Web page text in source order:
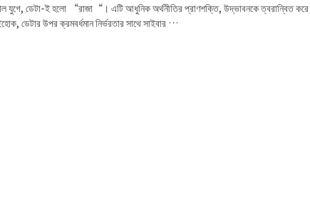
যুগে, ডেটা-ই হলো “রাজা“। এটি আধুনিক অর্থনীতির প্রাণশক্তি, উদ্ভাবনকে ত্বরান্বিত করে
ডেটার উপর ক্রমবর্ধমান নির্ভরতার সাথে সাইবার …